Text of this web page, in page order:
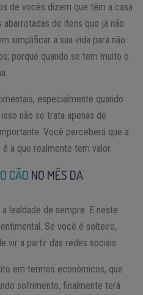
de vocês dizem que têm a casa
de itens que já não
simplificar a sua vida para não
porque quando se tem muito o
especialmente quando
não se trata apenas de
Você perceberá que a
a que realmente tem valor.
CÃO NO MÊS DA
lealdade de sempre. E neste
Se você é solteiro,
vir a partir das redes sociais.
em termos econômicos, que
sofrimento, finalmente terá